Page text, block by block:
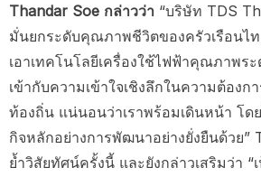
Thandar Soe กล่าวว่า “บริษัท TDS
มั่นยกระดับคุณภาพชีวิตของครัวเรือนไ
เอาเทคโนโลยีเครื่องใช้ไฟฟ้าคุณภาพร
เข้ากับความเข้าใจเชิงลึกในความต้องก
ท้องถิ่น แน่นอนว่าเราพร้อมเดินหน้า โด
กิจหลักอย่างการพัฒนาอย่างยั่งยืนด้วย”
ย้ำวิสัยทัศน์ครั้งนี้ และยังกล่าวเสริมว่า “